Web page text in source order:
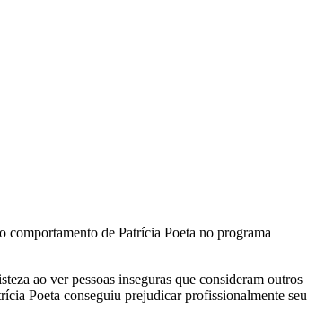
comportamento de Patrícia Poeta no programa
ao ver pessoas inseguras que consideram outros
Poeta conseguiu prejudicar profissionalmente seu